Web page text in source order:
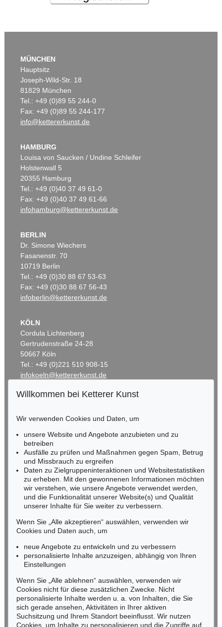
MÜNCHEN
Hauptsitz
Joseph-Wild-Str. 18
81829 München
Tel.: +49 (0)89 55 244-0
Fax: +49 (0)89 55 244-177
info@kettererkunst.de
HAMBURG
Louisa von Saucken / Undine Schleifer
Holstenwall 5
20355 Hamburg
Tel.: +49 (0)40 37 49 61-0
Fax: +49 (0)40 37 49 61-66
infohamburg@kettererkunst.de
BERLIN
Dr. Simone Wiechers
Fasanenstr. 70
10719 Berlin
Tel.: +49 (0)30 88 67 53-63
Fax: +49 (0)30 88 67 56-43
infoberlin@kettererkunst.de
KÖLN
Cordula Lichtenberg
Gertrudenstraße 24-28
50667 Köln
Tel.: +49 (0)221 510 908-15
infokoeln@kettererkunst.de
RHEINLAND-PFALZ
Miriam Heß
Tel.: +49 (0)62 21 58 80-038
Fax: +49 (0)62 21 58 80-595
infoheidelberg@kettererkunst.de
NORDDEUTSCHLAND
Nico Kassel, M.A.
Tel.: +49 (0)89 55244-164
Mobil: +49 (0)171 8618661
n.kassel@kettererkunst.de
Keine Auktion mehr verpassen!
Wir informieren Sie rechtzeitig.
Jetzt zum Newsletter anmelden >
Willkommen bei Ketterer Kunst
Wir verwenden Cookies und Daten, um
unsere Website und Angebote anzubieten und zu
betreiben
Ausfälle zu prüfen und Maßnahmen gegen Spam, Betrug
und Missbrauch zu ergreifen
Daten zu Zielgruppeninteraktionen und Websitestatistiken
zu erheben. Mit den gewonnenen Informationen möchten
wir verstehen, wie unsere Angebote verwendet werden,
und die Funktionalität unserer Website(s) und Qualität
unserer Inhalte für Sie weiter zu verbessern.
Wenn Sie „Alle akzeptieren“ auswählen, verwenden wir
Cookies und Daten auch, um
neue Angebote zu entwickeln und zu verbessern
personalisierte Inhalte anzuzeigen, abhängig von Ihren
Einstellungen
Wenn Sie „Alle ablehnen“ auswählen, verwenden wir
Cookies nicht für diese zusätzlichen Zwecke. Nicht
personalisierte Inhalte werden u. a. von Inhalten, die Sie
sich gerade ansehen, Aktivitäten in Ihrer aktiven
Suchsitzung und Ihrem Standort beeinflusst. Wir nutzen
Cookies, um Inhalte zu personalisieren und die Zugriffe auf